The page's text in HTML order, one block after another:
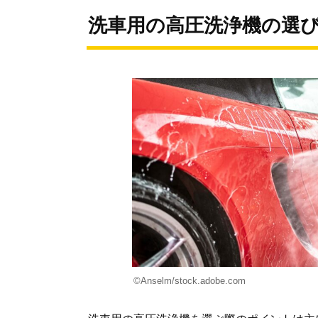
洗車用の高圧洗浄機の選
©Anselm/stock.adobe.com